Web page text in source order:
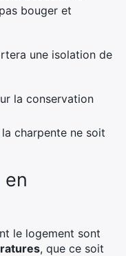
bouger et
une isolation de
la conservation
charpente ne soit
le logement sont
, que ce soit